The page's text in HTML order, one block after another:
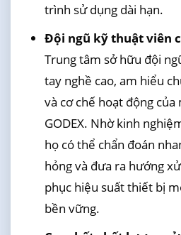
trình sử dụng dài hạn.
Đội ngũ kỹ thuật viên
Trung tâm sở hữu đội
tay nghề cao, am hiểu
và cơ chế hoạt động của
GODEX. Nhờ kinh
họ có thể chẩn đoán
hỏng và đưa ra hướng
phục hiệu suất thiết bị
bền vững.